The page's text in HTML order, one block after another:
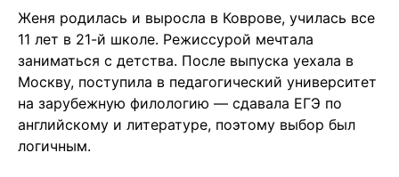
Женя родилась и выросла в Коврове, училась все
11 лет в 21-й школе. Режиссурой мечтала
заниматься с детства. После выпуска уехала в
Москву, поступила в педагогический университет
на зарубежную филологию — сдавала ЕГЭ по
английскому и литературе, поэтому выбор был
логичным.